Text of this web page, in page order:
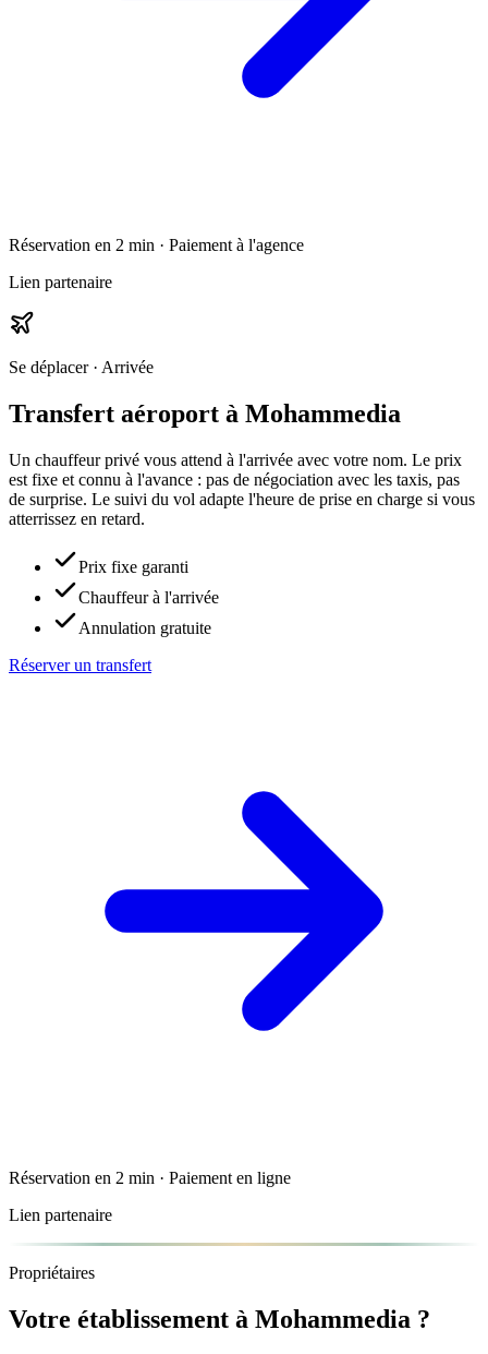
Réservation en 2 min · Paiement à l'agence
Lien partenaire
Se déplacer · Arrivée
Transfert aéroport à Mohammedia
Un chauffeur privé vous attend à l'arrivée avec votre nom. Le prix
est fixe et connu à l'avance : pas de négociation avec les taxis, pas
de surprise. Le suivi du vol adapte l'heure de prise en charge si vous
atterrissez en retard.
Prix fixe garanti
Chauffeur à l'arrivée
Annulation gratuite
Réserver un transfert
Réservation en 2 min · Paiement en ligne
Lien partenaire
Propriétaires
Votre établissement à Mohammedia ?